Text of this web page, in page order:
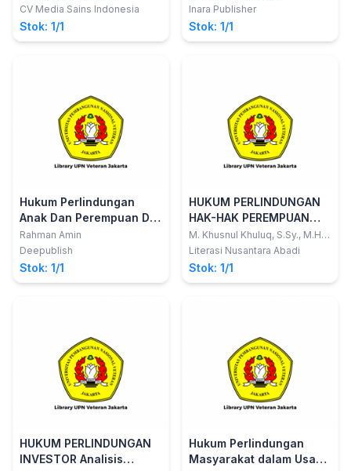
CV Media Sains Indonesia
Stok: 1/1
Inara Publisher
Stok: 1/1
Hukum Perlindungan
Anak Dan Perempuan Di
Indonesia
Rahman Amin
Deepublish
Stok: 1/1
HUKUM PERLINDUNGAN
HAK-HAK PEREMPUAN
DAN ANAK: Teori, Praktik,
serta Arah Pembaruan
Hukum di Badan
Peradilan
M. Khusnul Khuluq, S.Sy., M.H.
dkk
Literasi Nusantara Abadi
Stok: 1/1
HUKUM PERLINDUNGAN
INVESTOR Analisis
Hukum Perlindungan
Masyarakat dalam Usaha